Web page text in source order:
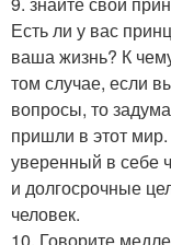
Есть ли у вас
ваша жизнь? К
том случае, если
вопросы, то
пришли в этот
уверенный в себе
и долгосрочные
человек.